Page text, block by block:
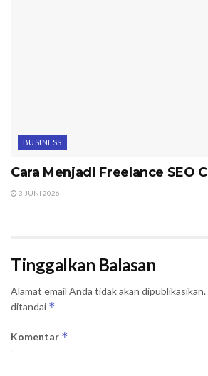
BUSINESS
Cara Menjadi Freelance SEO
3 JUNI 2026
Tinggalkan Balasan
Alamat email Anda tidak akan dipublikasikan.
ditandai *
Komentar *